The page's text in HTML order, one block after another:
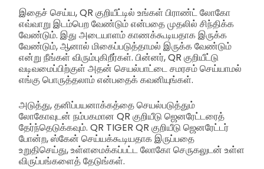
இதைச் செய்ய, QR குறியீட்டில் உங்கள் பிராண்ட் லோகோ
எவ்வாறு இடம்பெற வேண்டும் என்பதை முதலில் சிந்திக்க
வேண்டும். இது அடையாளம் காணக்கூடியதாக இருக்க
வேண்டும், ஆனால் மிகைப்படுத்தாமல் இருக்க வேண்டும்
என்று நீங்கள் விரும்புகிறீர்கள். பின்னர், QR குறியீட்டு
வடிவமைப்பிற்குள் அதன் செயல்பாட்டை சமரசம் செய்யாமல்
எங்கு பொருத்தலாம் என்பதைக் கவனியுங்கள்.
அடுத்து, தனிப்பயனாக்கத்தை செயல்படுத்தும்
லோகோவுடன் நம்பகமான QR குறியீடு ஜெனரேட்டரைத்
தேர்ந்தெடுக்கவும். QR TIGER QR குறியீடு ஜெனரேட்டர்
போன்ற, ஸ்கேன் செய்யக்கூடியதாக இருப்பதை
உறுதிசெய்து, உள்ளமைக்கப்பட்ட லோகோ செருகலுடன் உள்ள
விருப்பங்களைத் தேடுங்கள்.